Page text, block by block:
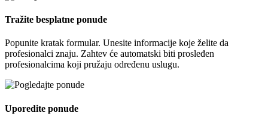
Tražite besplatne ponude
Popunite kratak formular. Unesite informacije koje želite da
profesionalci znaju. Zahtev će automatski biti prosleđen
profesionalcima koji pružaju određenu uslugu.
Uporedite ponude